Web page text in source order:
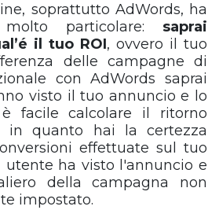
soprattutto AdWords, ha
particolare: saprai
il tuo ROI, ovvero il tuo
delle campagne di
con AdWords saprai
visto il tuo annuncio e lo
facile calcolare il ritorno
in quanto hai la certezza
effettuate sul tuo
ha visto l'annuncio e
della campagna non
impostato.